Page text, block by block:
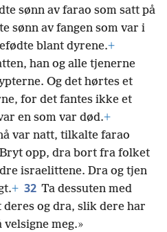
sønn av farao som satt på
sønn av fangen som var i
blant dyrene.+
han og alle tjenerne
Og det hørtes et
for det fantes ikke et
en som var død.+
var natt, tilkalte farao
opp, dra bort fra folket
israelittene. Dra og tjen
+ 32 Ta dessuten med
og dra, slik dere har
velsigne meg.»